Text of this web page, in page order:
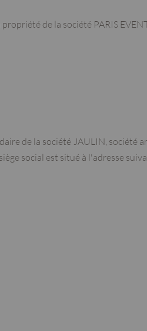
de la société PARIS
de la société JAULIN, société
social est situé à l'adresse